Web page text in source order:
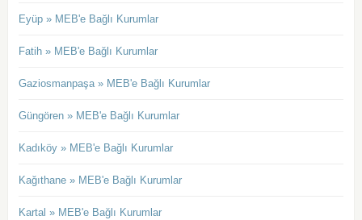
Eyüp » MEB'e Bağlı Kurumlar
Fatih » MEB'e Bağlı Kurumlar
Gaziosmanpaşa » MEB'e Bağlı Kurumlar
Güngören » MEB'e Bağlı Kurumlar
Kadıköy » MEB'e Bağlı Kurumlar
Kağıthane » MEB'e Bağlı Kurumlar
Kartal » MEB'e Bağlı Kurumlar